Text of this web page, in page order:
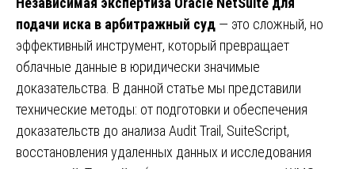
подачи иска в арбитражный суд — это сложный, но
эффективный инструмент, который превращает
облачные данные в юридически значимые
доказательства. В данной статье мы представили
технические методы: от подготовки и обеспечения
доказательств до анализа Audit Trail, SuiteScript,
восстановления удаленных данных и исследования